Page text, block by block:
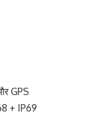
GPS
+ IP69